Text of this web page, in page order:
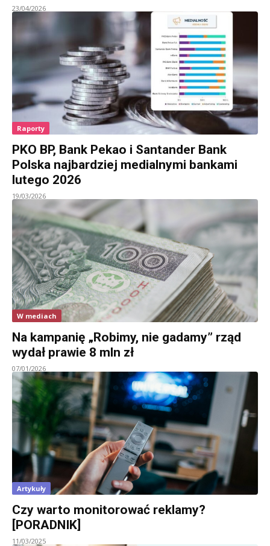
23/04/2026
Raporty
PKO BP, Bank Pekao i Santander Bank
Polska najbardziej medialnymi bankami
lutego 2026
19/03/2026
W mediach
Na kampanię „Robimy, nie gadamy” rząd
wydał prawie 8 mln zł
07/01/2026
Artykuły
Czy warto monitorować reklamy?
[PORADNIK]
11/03/2025